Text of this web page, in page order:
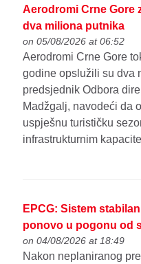
Aerodromi Crne Gore
dva miliona putnika
on 05/08/2026 at 06:52
Aerodromi Crne Gore
godine opslužili su dva
predsjednik Odbora
Madžgalj, navodeći da
uspješnu turističku
infrastrukturnim
EPCG: Sistem
ponovo u pogonu od
on 04/08/2026 at 18:49
Nakon neplaniranog